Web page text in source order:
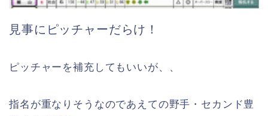
見事にピッチャーだらけ！
ピッチャーを補充してもいいが、、
指名が重なりそうなのであえての野手・セカンド豊